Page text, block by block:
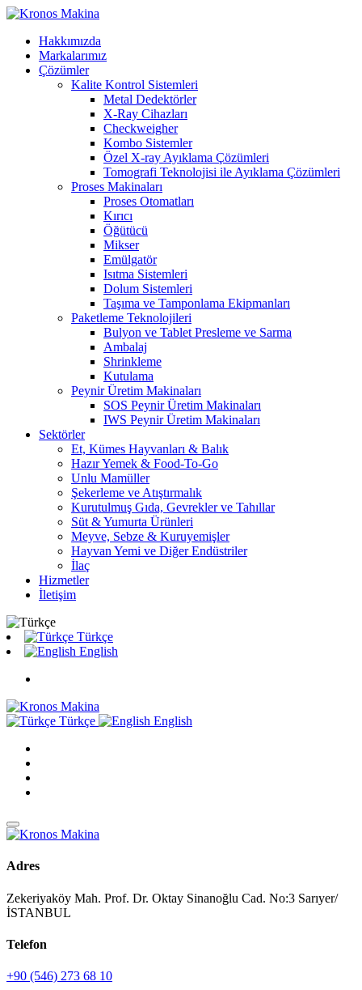
Hakkımızda
Markalarımız
Çözümler
Kalite Kontrol Sistemleri
Metal Dedektörler
X-Ray Cihazları
Checkweigher
Kombo Sistemler
Özel X-ray Ayıklama Çözümleri
Tomografi Teknolojisi ile Ayıklama Çözümleri
Proses Makinaları
Proses Otomatları
Kırıcı
Öğütücü
Mikser
Emülgatör
Isıtma Sistemleri
Dolum Sistemleri
Taşıma ve Tamponlama Ekipmanları
Paketleme Teknolojileri
Bulyon ve Tablet Presleme ve Sarma
Ambalaj
Shrinkleme
Kutulama
Peynir Üretim Makinaları
SOS Peynir Üretim Makinaları
IWS Peynir Üretim Makinaları
Sektörler
Et, Kümes Hayvanları & Balık
Hazır Yemek & Food-To-Go
Unlu Mamüller
Şekerleme ve Atıştırmalık
Kurutulmuş Gıda, Gevrekler ve Tahıllar
Süt & Yumurta Ürünleri
Meyve, Sebze & Kuruyemişler
Hayvan Yemi ve Diğer Endüstriler
İlaç
Hizmetler
İletişim
Türkçe
English
Türkçe English
Adres
Zekeriyaköy Mah. Prof. Dr. Oktay Sinanoğlu Cad. No:3 Sarıyer/
İSTANBUL
Telefon
+90 (546) 273 68 10